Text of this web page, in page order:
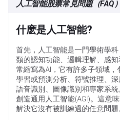
人工智能股票常見問題（FAQ）
什麽是人工智能?
首先，人工智能是一門學術學
類的認知功能、邏輯理解、感
常縮寫為AI，它有許多子領域
學習或預測分析、符號推理、深
語音識別、圖像識別和專家系
創造通用人工智能(AGI)。這意
解決它沒有被訓練過的任意問題